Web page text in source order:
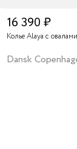
16 390 ₽
Колье Alaya с
Dansk